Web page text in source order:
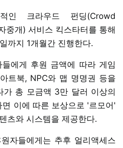
인 크라우드 펀딩(Crowd
중개) 서비스 킥스타터를 통해
까지 1개월간 진행한다.
에게 후원 금액에 따라 게임
트북, NPC와 맵 명명권 등을
가 총 모금액 3만 달러 이상의
이에 따른 보상으로 '르모어'
츠와 시스템을 제공한다.
자들에게는 추후 얼리액세스